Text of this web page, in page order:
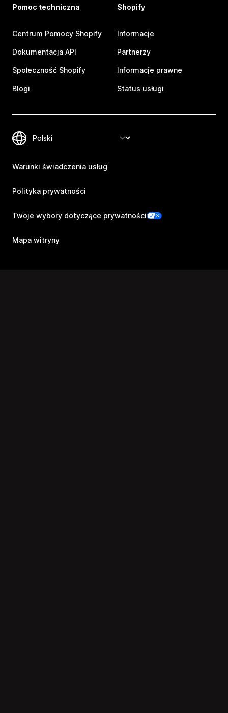
Pomoc techniczna
Centrum Pomocy Shopify
Dokumentacja API
Społeczność Shopify
Blogi
Shopify
Informacje
Partnerzy
Informacje prawne
Status usługi
Warunki świadczenia usług
Polityka prywatności
Twoje wybory dotyczące prywatności
Mapa witryny